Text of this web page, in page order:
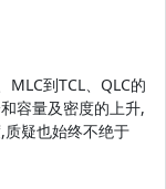
到TCL、QLC的
容量及密度的上升,
疑也始终不绝于